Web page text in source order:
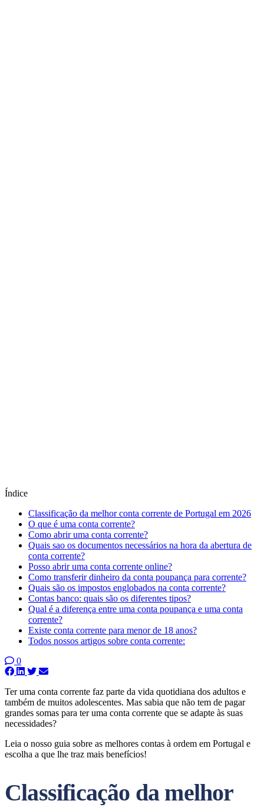
Índice
Classificação da melhor conta corrente de Portugal em 2026
O que é uma conta corrente?
Como abrir uma conta corrente?
Quais sao os documentos necessários na hora da abertura de
conta corrente?
Posso abrir uma conta corrente online?
Como transferir dinheiro da conta poupança para corrente?
Quais são os impostos englobados na conta corrente?
Contas banco: quais são os diferentes tipos?
Qual é a diferença entre uma conta poupança e uma conta
corrente?
Existe conta corrente para menor de 18 anos?
Todos nossos artigos sobre conta corrente:
0
Ter uma conta corrente faz parte da vida quotidiana dos adultos e
também de muitos adolescentes. Mas sabia que não tem de pagar
grandes somas para ter uma conta corrente que se adapte às suas
necessidades?
Leia o nosso guia sobre as melhores contas à ordem em Portugal e
escolha a que lhe traz mais benefícios!
Classificação da melhor